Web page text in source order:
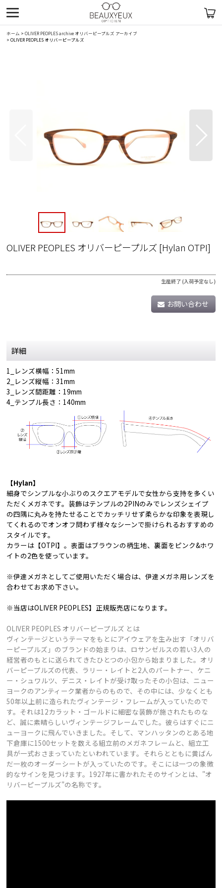
ホーム > OLIVER PEOPLES archive オリバーピープルズ アーカイブ
> OLIVER PEOPLES オリバーピープルズ
OLIVER PEOPLES オリバーピープルズ[Hylan OTPI]
生産終了 (入荷予定なし)
お問い合わせ
詳細
1_レンズ横幅：51mm
2_レンズ縦幅：31mm
3_レンズ間距離：19mm
4_テンプル長さ：140mm
【Hylan】
細身でシンプルな小ぶりのスクエアモデルで女性から支持を多くい
ただくメガネです。装飾はテンプルの2PINのみでレンズシェイプ
の四隅に丸みを持たせることでカッチリせず柔らかな印象を表現し
てくれるのでオンオフ問わず様々なシーンで掛けられるおすすめの
スタイルです。
カラーは【OTPI】。表面はブラウンの柄生地、裏面をピンク&ホワ
イトの2色を使っています。
※伊達メガネとしてご使用いただく場合は、伊達メガネ用レンズを
合わせてお求め下さい。
※当店はOLIVER PEOPLES】正規販売店になります。
OLIVER PEOPLES オリバーピープルズ とは
ヴィンテージというテーマをもとにアイウェアを生み出す「オリバ
ーピープルズ」のブランドの始まりは、ロサンゼルスの若い3人の
経営者のもとに送られてきたひとつの小包から始まりました。オリ
バーピープルズの代表、ラリー・レイトと2人のパートナー、ケニ
ー・シュワルツ、デニス・レイトが受け取ったその小包は、ニュー
ヨークのアンティーク業者からのもので、その中には、少なくとも
50年以上前に造られたヴィンテージ・フレームが入っていたので
す。それは12カラット・ゴールドに細密な装飾が施されたものな
ど、誠に素晴らしいヴィンテージフレームでした。彼らはすぐにニ
ューヨークに飛んでいきました。そして、マンハッタンのとある地
下倉庫に1500セットを数える組立前のメガネフレームと、組立工
具が一式おさまっていたといわれています。それらとともに黄ばん
だ一枚のオーダーシートが入っていたのです。そこには一つの象徴
的なサインを見つけます。1927年に書かれたそのサインとは、"オ
リバーピープルズ"の名称です。